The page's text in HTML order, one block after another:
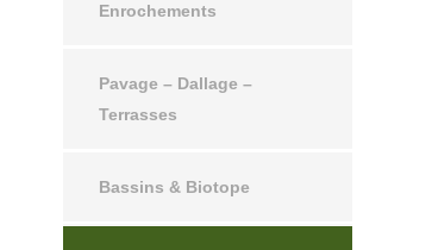
Enrochements
Pavage – Dallage –
Terrasses
Bassins & Biotope